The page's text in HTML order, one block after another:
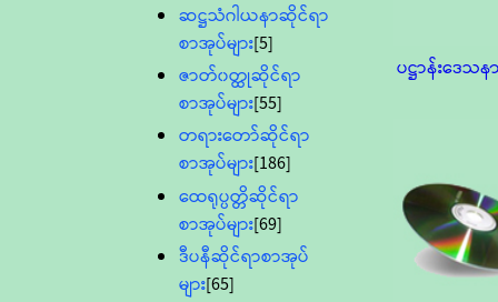
ဆဋ္ဌသံဂါယနာဆိုင်ရာ
စာအုပ်များ[5]
ဇာတ်၀တ္ထုဆိုင်ရာ
စာအုပ်များ[55]
တရားတော်ဆိုင်ရာ
စာအုပ်များ[186]
ထေရုပ္ပတ္တိဆိုင်ရာ
စာအုပ်များ[69]
ဒီပနီဆိုင်ရာစာအုပ်
များ[65]
ပဋ္ဌာန်းဒေသ